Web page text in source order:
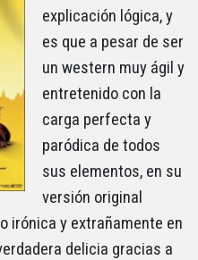
explicación lógica, y
es que a pesar de ser
un western muy ágil y
entretenido con la
carga perfecta y
paródica de todos
sus elementos, en su
versión original
irónica y extrañamente en
delicia gracias a